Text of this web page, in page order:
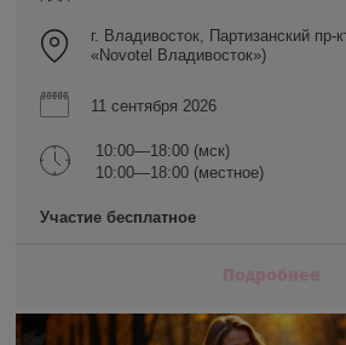
г. Владивосток, Партизанский пр-
«Novotel Владивосток»)
11 сентября 2026
10:00—18:00 (мск)
10:00—18:00 (местное)
Участие бесплатное
Подробнее